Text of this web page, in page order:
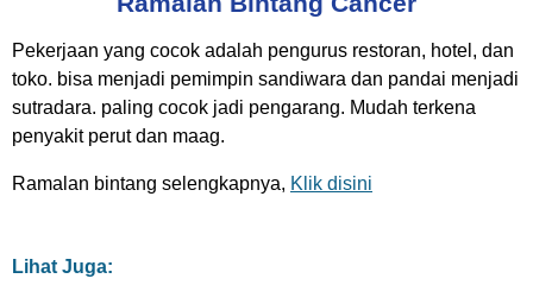
Pekerjaan yang cocok adalah pengurus restoran, hotel, dan
toko. bisa menjadi pemimpin sandiwara dan pandai menjadi
sutradara. paling cocok jadi pengarang. Mudah terkena
penyakit perut dan maag.
Ramalan bintang selengkapnya, Klik disini
Lihat Juga: